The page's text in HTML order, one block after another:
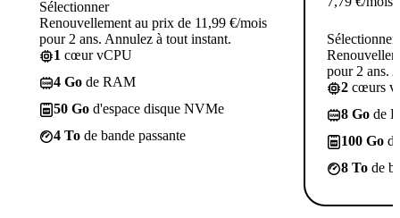
Sélectionner
Renouvellement au prix de 11,99 €/mois
pour 2 ans. Annulez à tout instant.
1 cœur vCPU
4 Go de RAM
50 Go d'espace disque NVMe
4 To de bande passante
Sélectionner
pour 2 ans.
2 cœurs
8 Go de
100 Go
8 To de